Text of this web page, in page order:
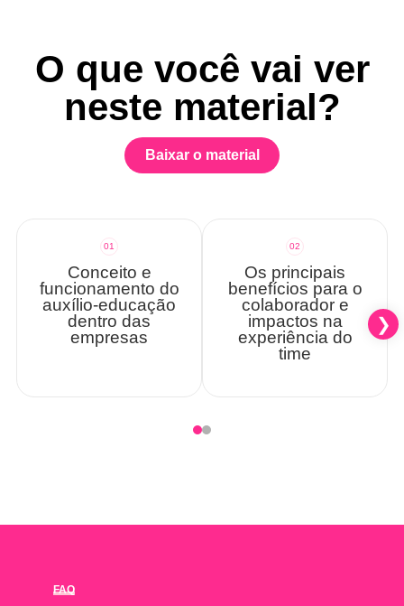
O que você vai ver
neste material?
Baixar o material
01
Conceito e
funcionamento do
auxílio-educação
dentro das
empresas
02
Os principais
benefícios para o
colaborador e
impactos na
experiência do
time
FAQ